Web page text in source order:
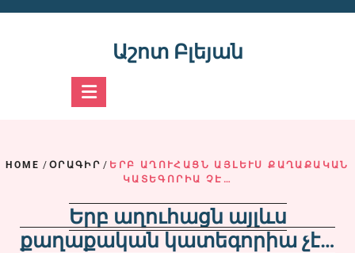
Աշոտ Բլեյան
HOME / ՕՐԱԳԻՐ / ԵՐԲ ԱՂՈՒՀԱՑՆ ԱՅԼԵՒՍ ՔԱՂԱՔԱԿԱՆ Կ
ԱՏԵԳՈՐԻԱ ՉԷ…
Երբ աղուհացն այլևս
քաղաքական կատեգորիա չէ…